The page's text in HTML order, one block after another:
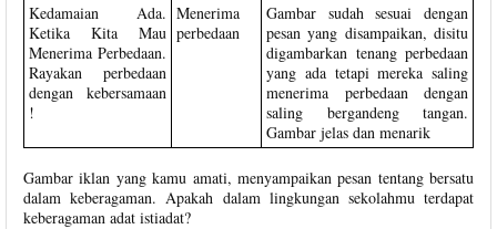
Kedamaian Ada.
Ketika Kita Mau
Menerima Perbedaan.
Rayakan perbedaan
dengan kebersamaan
!
Menerima
perbedaan
Gambar sudah sesuai dengan
pesan yang disampaikan, disitu
digambarkan tenang perbedaan
yang ada tetapi mereka saling
menerima perbedaan dengan
saling bergandeng tangan.
Gambar jelas dan menarik
Gambar iklan yang kamu amati, menyampaikan pesan tentang bersatu
dalam keberagaman. Apakah dalam lingkungan sekolahmu terdapat
keberagaman adat istiadat?